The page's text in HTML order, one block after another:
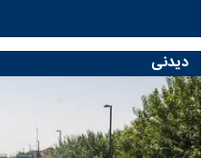
دیدنی